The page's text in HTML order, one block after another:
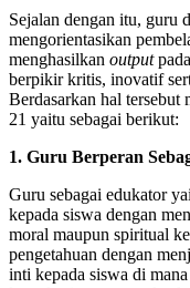
Sejalan dengan itu, guru
mengorientasikan
menghasilkan output
berpikir kritis, inovatif
Berdasarkan hal tersebut
21 yaitu sebagai berikut:
1. Guru Berperan
Guru sebagai edukator
kepada siswa dengan
moral maupun spiritual
pengetahuan dengan
inti kepada siswa di